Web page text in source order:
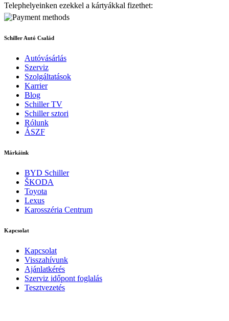
Telephelyeinken ezekkel a kártyákkal fizethet:
Schiller Autó Család
Autóvásárlás
Szerviz
Szolgáltatások
Karrier
Blog
Schiller TV
Schiller sztori
Rólunk
ÁSZF
Márkáink
BYD Schiller
ŠKODA
Toyota
Lexus
Karosszéria Centrum
Kapcsolat
Kapcsolat
Visszahívunk
Ajánlatkérés
Szerviz időpont foglalás
Tesztvezetés